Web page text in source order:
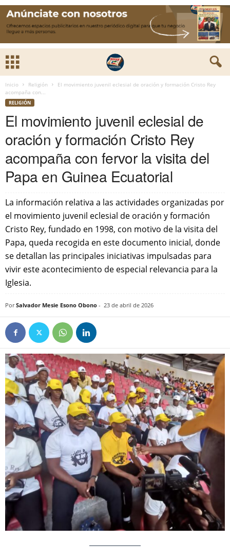
Inicio Religión
El movimiento juvenil eclesial de oración y formación Cristo Rey
acompaña con...
RELIGIÓN
El movimiento juvenil eclesial de
oración y formación Cristo Rey
acompaña con fervor la visita del
Papa en Guinea Ecuatorial
La información relativa a las actividades organizadas por
el movimiento juvenil eclesial de oración y formación
Cristo Rey, fundado en 1998, con motivo de la visita del
Papa, queda recogida en este documento inicial, donde
se detallan las principales iniciativas impulsadas para
vivir este acontecimiento de especial relevancia para la
Iglesia.
Por Salvador Mesie Esono Obono - 23 de abril de 2026